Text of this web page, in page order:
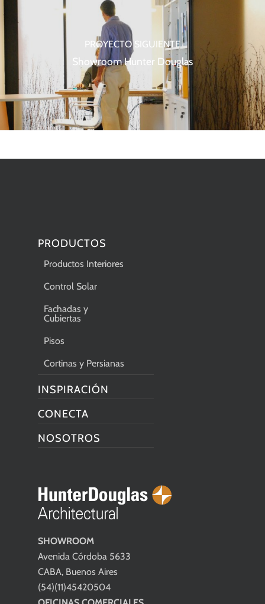
PROYECTO SIGUIENTE
Showroom Hunter Douglas
SHOWROOM
Avenida Córdoba 5633
CABA, Buenos Aires
(54)(11)45420504
PRODUCTOS
Productos Interiores
Control Solar
Fachadas y
Cubiertas
Pisos
Cortinas y Persianas
INSPIRACIÓN
CONECTA
NOSOTROS